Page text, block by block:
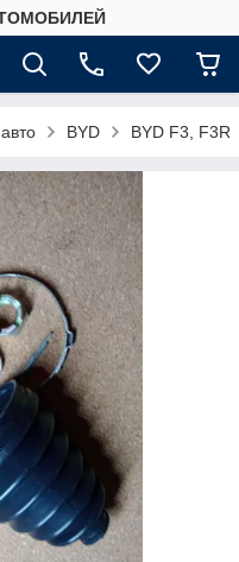
BYD BYD F3, F3R